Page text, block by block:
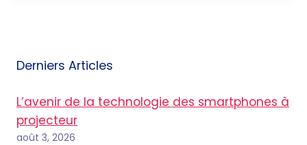
Derniers Articles
L’avenir de la technologie des smartphones à
projecteur
août 3, 2026